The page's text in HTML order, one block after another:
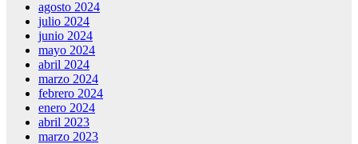
agosto 2024
julio 2024
junio 2024
mayo 2024
abril 2024
marzo 2024
febrero 2024
enero 2024
abril 2023
marzo 2023